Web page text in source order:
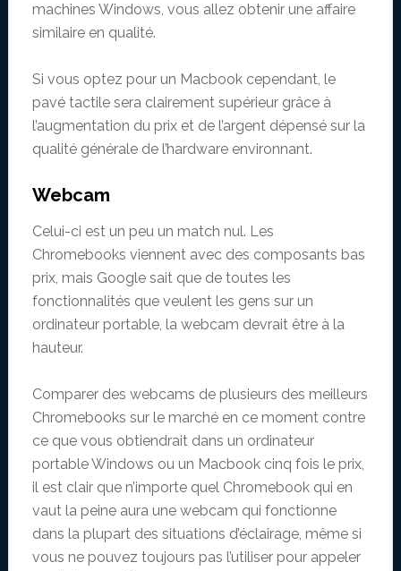
machines Windows, vous allez obtenir une affaire
similaire en qualité.
Si vous optez pour un Macbook cependant, le
pavé tactile sera clairement supérieur grâce à
l’augmentation du prix et de l’argent dépensé sur la
qualité générale de l’hardware environnant.
Webcam
Celui-ci est un peu un match nul. Les
Chromebooks viennent avec des composants bas
prix, mais Google sait que de toutes les
fonctionnalités que veulent les gens sur un
ordinateur portable, la webcam devrait être à la
hauteur.
Comparer des webcams de plusieurs des meilleurs
Chromebooks sur le marché en ce moment contre
ce que vous obtiendrait dans un ordinateur
portable Windows ou un Macbook cinq fois le prix,
il est clair que n’importe quel Chromebook qui en
vaut la peine aura une webcam qui fonctionne
dans la plupart des situations d’éclairage, même si
vous ne pouvez toujours pas l’utiliser pour appeler